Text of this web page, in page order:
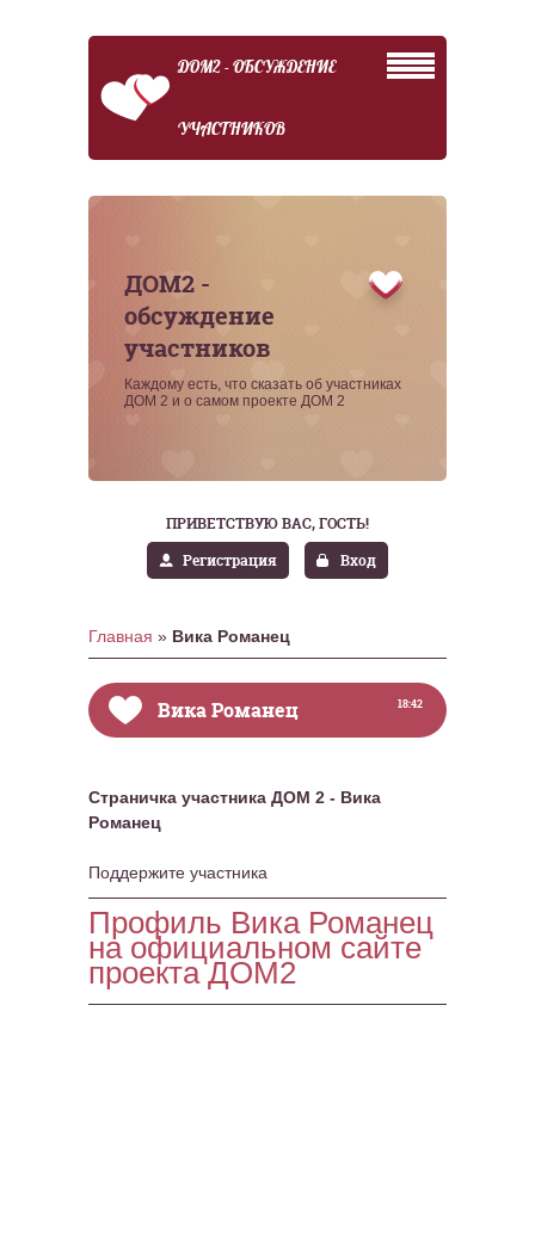
ДОМ2 - ОБСУЖДЕНИЕ
УЧАСТНИКОВ
ДОМ2 -
обсуждение
участников
Каждому есть, что сказать об участниках
ДОМ 2 и о самом проекте ДОМ 2
ПРИВЕТСТВУЮ ВАС, ГОСТЬ!
Регистрация
Вход
Главная » Вика Романец
18:42
Вика Романец
Страничка участника ДОМ 2 - Вика
Романец
Поддержите участника
Профиль Вика Романец
на официальном сайте
проекта ДОМ2